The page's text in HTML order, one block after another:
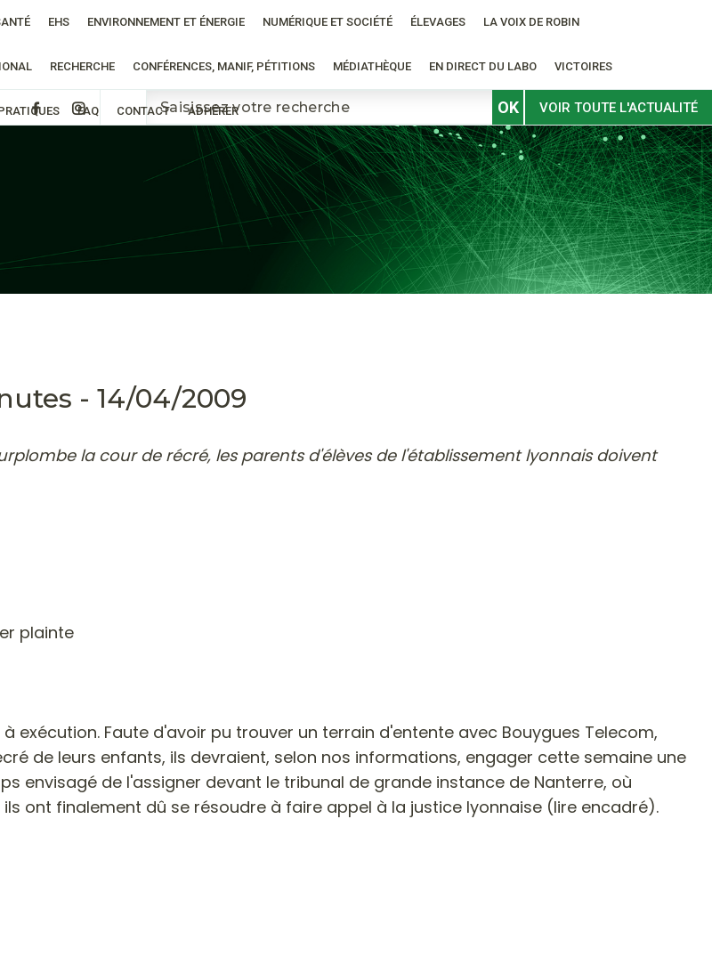
EHS ENVIRONNEMENT ET ÉNERGIE NUMÉRIQUE ET SOCIÉTÉ ÉLEVAGES LA VOIX DE ROBIN
RECHERCHE CONFÉRENCES, MANIF, PÉTITIONS MÉDIATHÈQUE EN DIRECT DU LABO VICTOIRES
FAQ CONTACT ADHÉRER OK VOIR TOUTE L'ACTUALITÉ
- 14/04/2009
la cour de récré, les parents d'élèves de l'établissement lyonnais doivent
plainte
exécution. Faute d'avoir pu trouver un terrain d'entente avec Bouygues Telecom,
de leurs enfants, ils devraient, selon nos informations, engager cette semaine une
envisagé de l'assigner devant le tribunal de grande instance de Nanterre, où
ont finalement dû se résoudre à faire appel à la justice lyonnaise (lire encadré).